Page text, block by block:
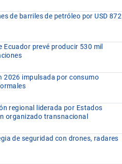
de barriles de petróleo por USD 872
prevé producir 530 mil
2026 impulsada por consumo
regional liderada por Estados
organizado transnacional
de seguridad con drones, radares